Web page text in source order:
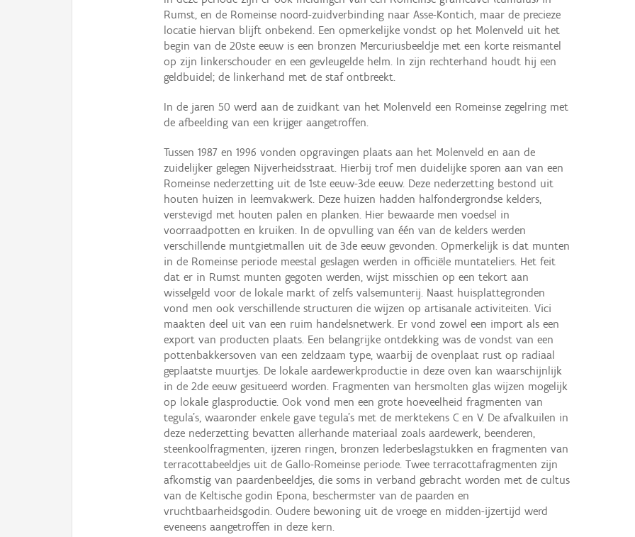
Rumst, en de Romeinse noord-zuidverbinding naar Asse-Kontich, maar de precieze
locatie hiervan blijft onbekend. Een opmerkelijke vondst op het Molenveld uit het
begin van de 20ste eeuw is een bronzen Mercuriusbeeldje met ​​een korte reismantel
op zijn linkerschouder en een gevleugelde helm. In zijn rechterhand houdt hij een
geldbuidel; de linkerhand met de staf ontbreekt.
In de jaren 50 werd aan de zuidkant van het Molenveld een Romeinse zegelring met
de afbeelding van een krijger aangetroffen.
Tussen 1987 en 1996 vonden opgravingen plaats aan het Molenveld en aan de
zuidelijker gelegen Nijverheidsstraat. Hierbij trof men duidelijke sporen aan van een
Romeinse nederzetting uit de 1ste eeuw-3de eeuw. Deze nederzetting bestond uit
houten huizen in leemvakwerk. Deze huizen hadden halfondergrondse kelders,
verstevigd met houten palen en planken. Hier bewaarde men voedsel in
voorraadpotten en kruiken. In de opvulling van één van de kelders werden
verschillende muntgietmallen uit de 3de eeuw gevonden. Opmerkelijk is dat munten
in de Romeinse periode meestal geslagen werden in officiële muntateliers. Het feit
dat er in Rumst munten gegoten werden, wijst misschien op een tekort aan
wisselgeld voor de lokale markt of zelfs valsemunterij. Naast huisplattegronden
vond men ook verschillende structuren die wijzen op artisanale activiteiten. Vici
maakten deel uit van een ruim handelsnetwerk. Er vond zowel een import als een
export van producten plaats. Een belangrijke ontdekking was de vondst van een
pottenbakkersoven van een zeldzaam type, waarbij de ovenplaat rust op radiaal
geplaatste muurtjes. De lokale aardewerkproductie in deze oven kan waarschijnlijk
in de 2de eeuw gesitueerd worden. Fragmenten van hersmolten glas wijzen mogelijk
op lokale glasproductie. Ook vond men een grote hoeveelheid fragmenten van
tegula's, waaronder enkele gave tegula’s met de merktekens C en V. De afvalkuilen in
deze nederzetting bevatten allerhande materiaal zoals aardewerk, beenderen,
steenkoolfragmenten, ijzeren ringen, bronzen lederbeslagstukken en fragmenten van
terracottabeeldjes uit de Gallo-Romeinse periode. Twee terracottafragmenten zijn
afkomstig van paardenbeeldjes, die soms in verband gebracht worden met de cultus
van de Keltische godin Epona, beschermster van de paarden en
vruchtbaarheidsgodin. Oudere bewoning uit de vroege en midden-ijzertijd werd
eveneens aangetroffen in deze kern.